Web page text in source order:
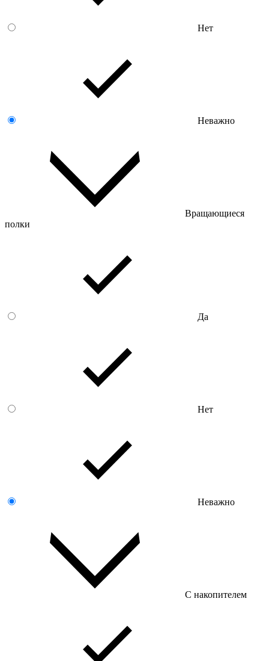
Нет
Неважно
Вращающиеся
полки
Да
Нет
Неважно
С накопителем